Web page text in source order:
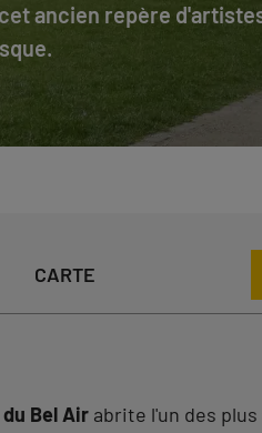
ancien repère
CARTE
Bel Air abrite l'un des plus